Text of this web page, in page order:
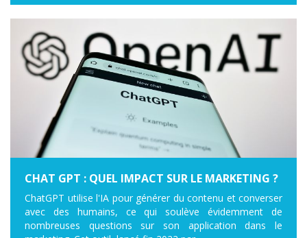
CHAT GPT : QUEL IMPACT SUR LE MARKETING ?
ChatGPT utilise l'IA pour générer du contenu et converser
avec des humains, ce qui soulève évidemment de
nombreuses questions sur son application dans le